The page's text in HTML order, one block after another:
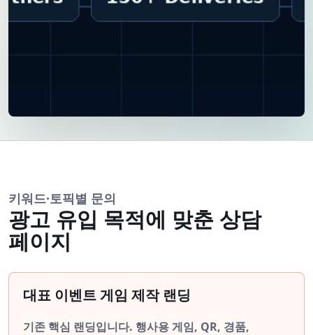
키워드·토픽별 문의
광고 유입 목적에 맞춘 상담
페이지
대표 이벤트 게임 제작 랜딩
기존 핵심 랜딩입니다. 행사용 게임, QR, 경품,